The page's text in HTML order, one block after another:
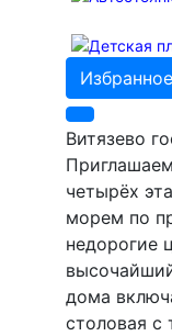
Избранное
Витязево
четырёх
морем по
недорогие
дома
столовая с